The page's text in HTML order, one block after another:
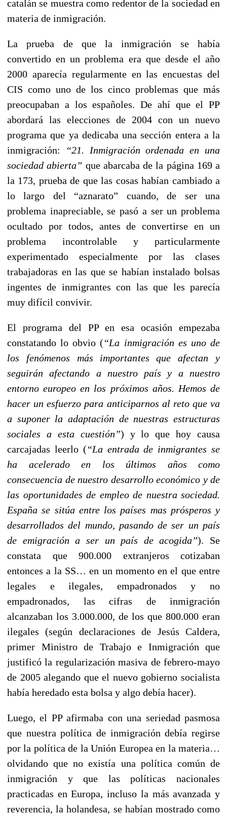
catalán se muestra como redentor de la sociedad en
materia de inmigración.
La prueba de que la inmigración se había
convertido en un problema era que desde el año
2000 aparecía regularmente en las encuestas del
CIS como uno de los cinco problemas que más
preocupaban a los españoles. De ahí que el PP
abordará las elecciones de 2004 con un nuevo
programa que ya dedicaba una sección entera a la
inmigración:
“21. Inmigración ordenada en una
sociedad abierta” que abarcaba de la página 169 a
la 173, prueba de que las cosas habían cambiado a
lo largo del “aznarato” cuando, de ser una
problema inapreciable, se pasó a ser un problema
ocultado por todos, antes de convertirse en un
problema incontrolable y particularmente
experimentado especialmente por las clases
trabajadoras en las que se habían instalado bolsas
ingentes de inmigrantes con las que les parecía
muy difícil convivir.
El programa del PP en esa ocasión empezaba
constatando lo obvio (“La inmigración es uno de
los fenómenos más importantes que afectan y
seguirán afectando a nuestro país y a nuestro
entorno europeo en los próximos años. Hemos de
hacer un esfuerzo para anticiparnos al reto que va
a suponer la adaptación de nuestras estructuras
sociales a esta cuestión”) y lo que hoy causa
carcajadas leerlo (“La entrada de inmigrantes se
ha acelerado en los últimos años como
consecuencia de nuestro desarrollo económico y de
las oportunidades de empleo de nuestra sociedad.
España se sitúa entre los países mas prósperos y
desarrollados del mundo, pasando de ser un país
de emigración a ser un país de acogida”). Se
constata que 900.000 extranjeros cotizaban
entonces a la SS… en un momento en el que entre
legales e ilegales, empadronados y no
empadronados, las cifras de inmigración
alcanzaban los 3.000.000, de los que 800.000 eran
ilegales (según declaraciones de Jesús Caldera,
primer Ministro de Trabajo e Inmigración que
justificó la regularización masiva de febrero-mayo
de 2005 alegando que el nuevo gobierno socialista
había heredado esta bolsa y algo debía hacer).
Luego, el PP afirmaba con una seriedad pasmosa
que nuestra política de inmigración debía regirse
por la política de la Unión Europea en la materia…
olvidando que no existía una política común de
inmigración y que las políticas nacionales
practicadas en Europa, incluso la más avanzada y
reverencia, la holandesa, se habían mostrado como